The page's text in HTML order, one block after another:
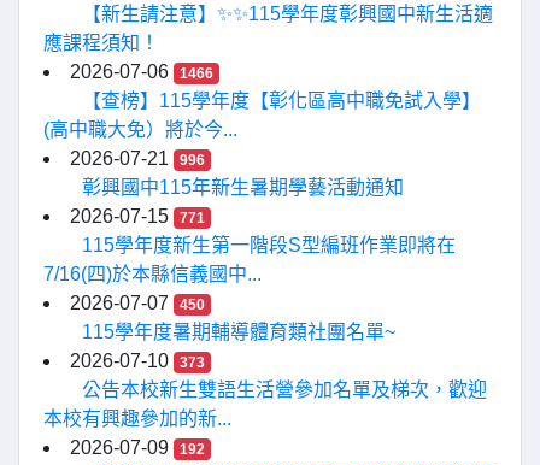
【新生請注意】✨✨115學年度彰興國中新生活適
應課程須知！
2026-07-06
1466
【查榜】115學年度【彰化區高中職免試入學】
(高中職大免）將於今...
2026-07-21
996
彰興國中115年新生暑期學藝活動通知
2026-07-15
771
115學年度新生第一階段S型編班作業即將在
7/16(四)於本縣信義國中...
2026-07-07
450
115學年度暑期輔導體育類社團名單~
2026-07-10
373
公告本校新生雙語生活營參加名單及梯次，歡迎
本校有興趣參加的新...
2026-07-09
192